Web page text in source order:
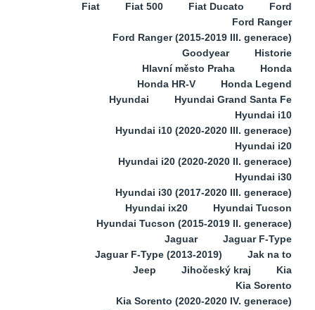
Fiat
Fiat 500 Fiat Ducato
Ford
Ford Ranger
Ford Ranger (2015-2019 III. generace)
Goodyear
Historie
Hlavní město Praha
Honda
Honda HR-V
Honda Legend
Hyundai
Hyundai Grand Santa Fe
Hyundai i10
Hyundai i10 (2020-2020 III. generace)
Hyundai i20
Hyundai i20 (2020-2020 II. generace)
Hyundai i30
Hyundai i30 (2017-2020 III. generace)
Hyundai ix20
Hyundai Tucson
Hyundai Tucson (2015-2019 II. generace)
Jaguar
Jaguar F-Type
Jaguar F-Type (2013-2019)
Jak na to
Jeep
Jihočeský kraj
Kia
Kia Sorento
Kia Sorento (2020-2020 IV. generace)